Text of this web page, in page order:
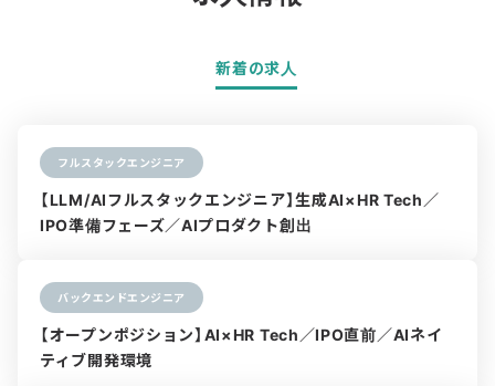
新着の求人
フルスタックエンジニア
【LLM/AIフルスタックエンジニア】生成AI×HR Tech／
IPO準備フェーズ／AIプロダクト創出
バックエンドエンジニア
【オープンポジション】AI×HR Tech／IPO直前／AIネイ
ティブ開発環境